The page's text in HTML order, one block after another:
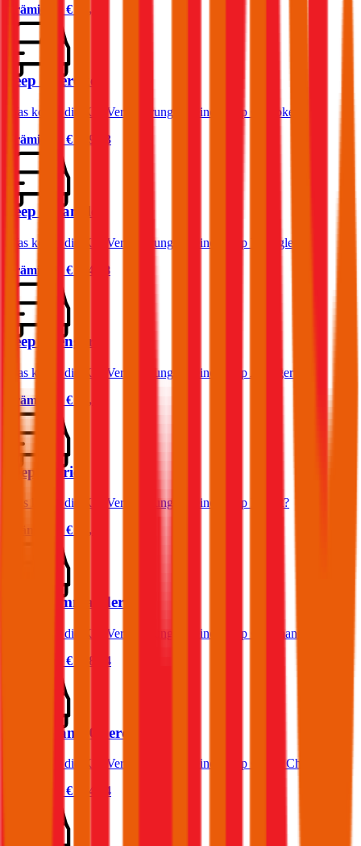
Prämie ab € 68,33
Jeep Cherokee
Was kostet die Kfz-Versicherung für einen Jeep Cherokee?
Prämie ab € 129,53
Jeep Wrangler
Was kostet die Kfz-Versicherung für einen Jeep Wrangler?
Prämie ab € 114,18
Jeep Avenger
Was kostet die Kfz-Versicherung für einen Jeep Avenger?
Prämie ab € 31,13
Jeep Patriot
Was kostet die Kfz-Versicherung für einen Jeep Patriot?
Prämie ab € 94,37
Jeep Commander
Was kostet die Kfz-Versicherung für einen Jeep Commander?
€ 128,74
Jeep Grand Cherokee
Was kostet die Kfz-Versicherung für einen Jeep Grand Cherokee?
€ 154,64